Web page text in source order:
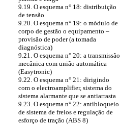
9.19. O esquema n° 18: distribuição
de tensão
9.20. O esquema n° 19: o módulo de
corpo de gestão o equipamento –
provisão de poder (a tomada
diagnóstica)
9.21. O esquema n° 20: a transmissão
mecânica com união automática
(Easytronic)
9.22. O esquema n° 21: dirigindo
com o electroamplifier, sistema do
sistema alarmante que se antiarrasta
9.23. O esquema n° 22: antibloqueio
de sistema de freios e regulação de
esforço de tração (ABS 8)